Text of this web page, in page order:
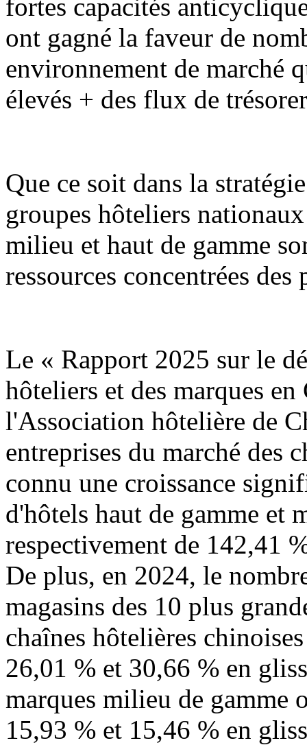
fortes capacités
ont gagné la faveur de
environnement de marché
élevés + des flux de
Que ce soit dans la
groupes hôteliers
milieu et haut de gamme
ressources concentrées
Le « Rapport 2025 sur le
hôteliers et des marques
l'Association hôtelière de
entreprises du marché des
connu une croissance
d'hôtels haut de gamme et
respectivement de 142,41
De plus, en 2024, le
magasins des 10 plus
chaînes hôtelières
26,01 % et 30,66 % en
marques milieu de gamme
15,93 % et 15,46 % en